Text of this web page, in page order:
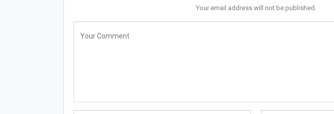
Your email address will not be published.